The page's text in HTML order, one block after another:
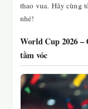
thao vua. Hãy cùng
nhé!
World Cup 2026 –
tầm vóc